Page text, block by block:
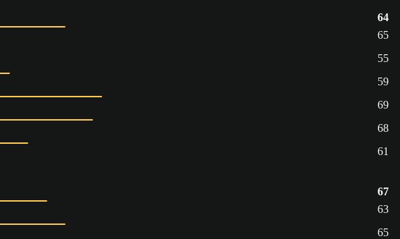
64
65
55
59
69
68
61
67
63
65